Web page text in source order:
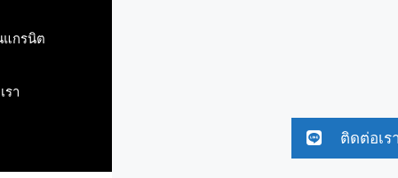
กรนิต
รา
ติดต่อเร